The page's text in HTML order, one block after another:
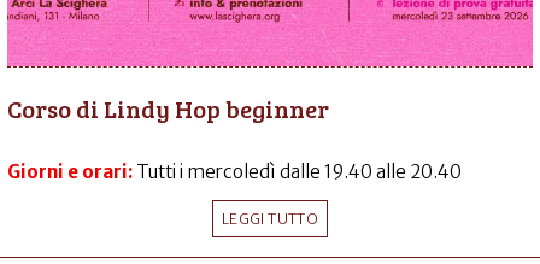
Corso di Lindy Hop beginner
Giorni e orari: Tutti i mercoledì dalle 19.40 alle 20.40
LEGGI TUTTO